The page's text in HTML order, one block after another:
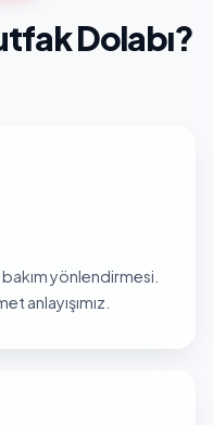
Dolabı?
yönlendirmesi.
anlayışımız.